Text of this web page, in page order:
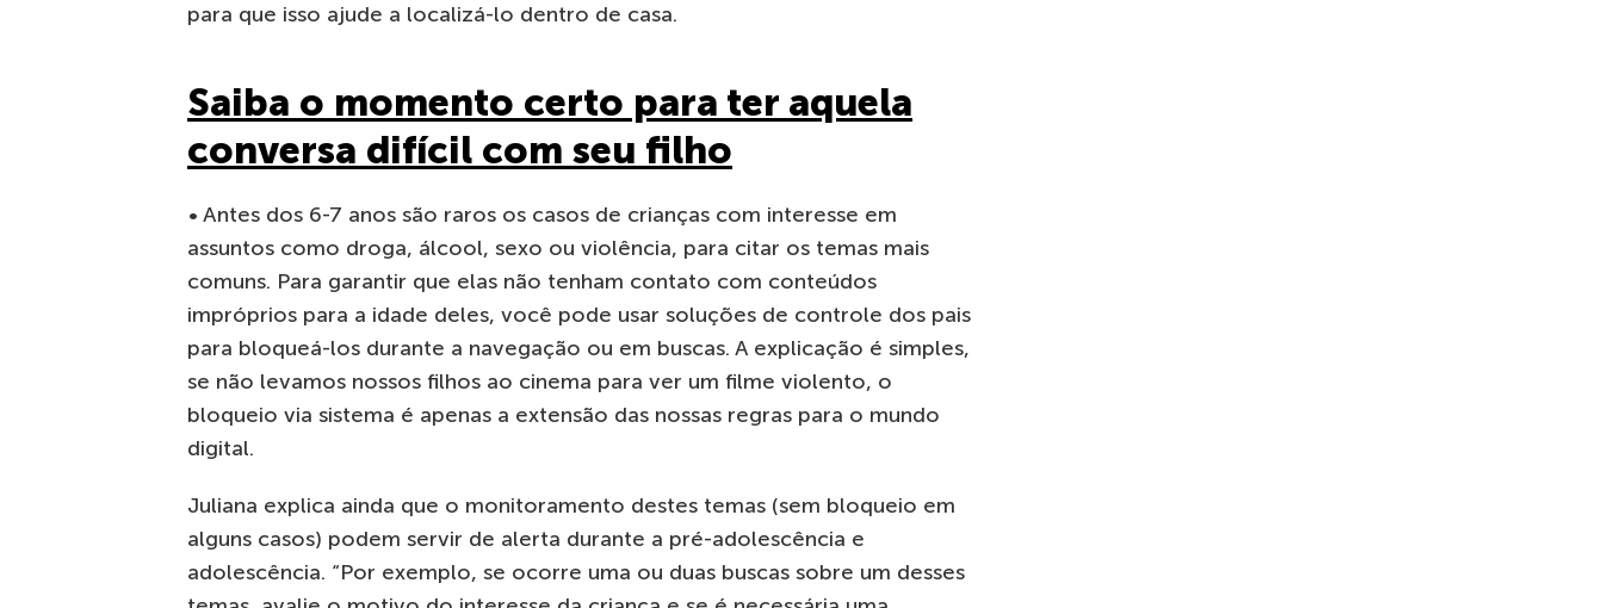
para que isso ajude a localizá-lo dentro de casa.
Saiba o momento certo para ter aquela
conversa difícil com seu filho
• Antes dos 6-7 anos são raros os casos de crianças com interesse em
assuntos como droga, álcool, sexo ou violência, para citar os temas mais
comuns. Para garantir que elas não tenham contato com conteúdos
impróprios para a idade deles, você pode usar soluções de controle dos pais
para bloqueá-los durante a navegação ou em buscas. A explicação é simples,
se não levamos nossos filhos ao cinema para ver um filme violento, o
bloqueio via sistema é apenas a extensão das nossas regras para o mundo
digital.
Juliana explica ainda que o monitoramento destes temas (sem bloqueio em
alguns casos) podem servir de alerta durante a pré-adolescência e
adolescência. “Por exemplo, se ocorre uma ou duas buscas sobre um desses